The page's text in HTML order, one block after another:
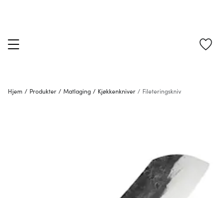
Hjem / Produkter / Matlaging / Kjøkkenkniver / Fileteringskniv